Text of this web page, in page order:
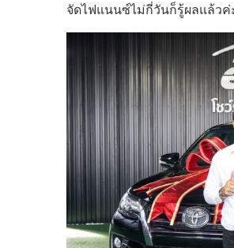
จัดไฟแนนซ์ไม่กี่วันก็รู้ผลแล้วค่